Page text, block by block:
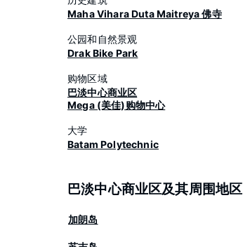
Maha Vihara Duta Maitreya 佛寺
公园和自然景观
Drak Bike Park
购物区域
巴淡中心商业区
Mega (美佳)购物中心
大学
Batam Polytechnic
巴淡中心商业区及其周围地区
加朗岛